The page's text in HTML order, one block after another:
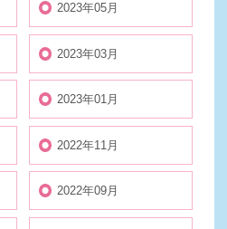
2023年05月
2023年03月
2023年01月
2022年11月
2022年09月